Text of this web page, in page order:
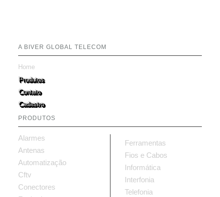
A BIVER GLOBAL TELECOM
Home
Produtos
Contato
Cadastro
PRODUTOS
Alarmes
Antenas
Automatização
Cftv
Conectores
Ferramentas
Fios e Cabos
Informática
Interfonia
Telefonia